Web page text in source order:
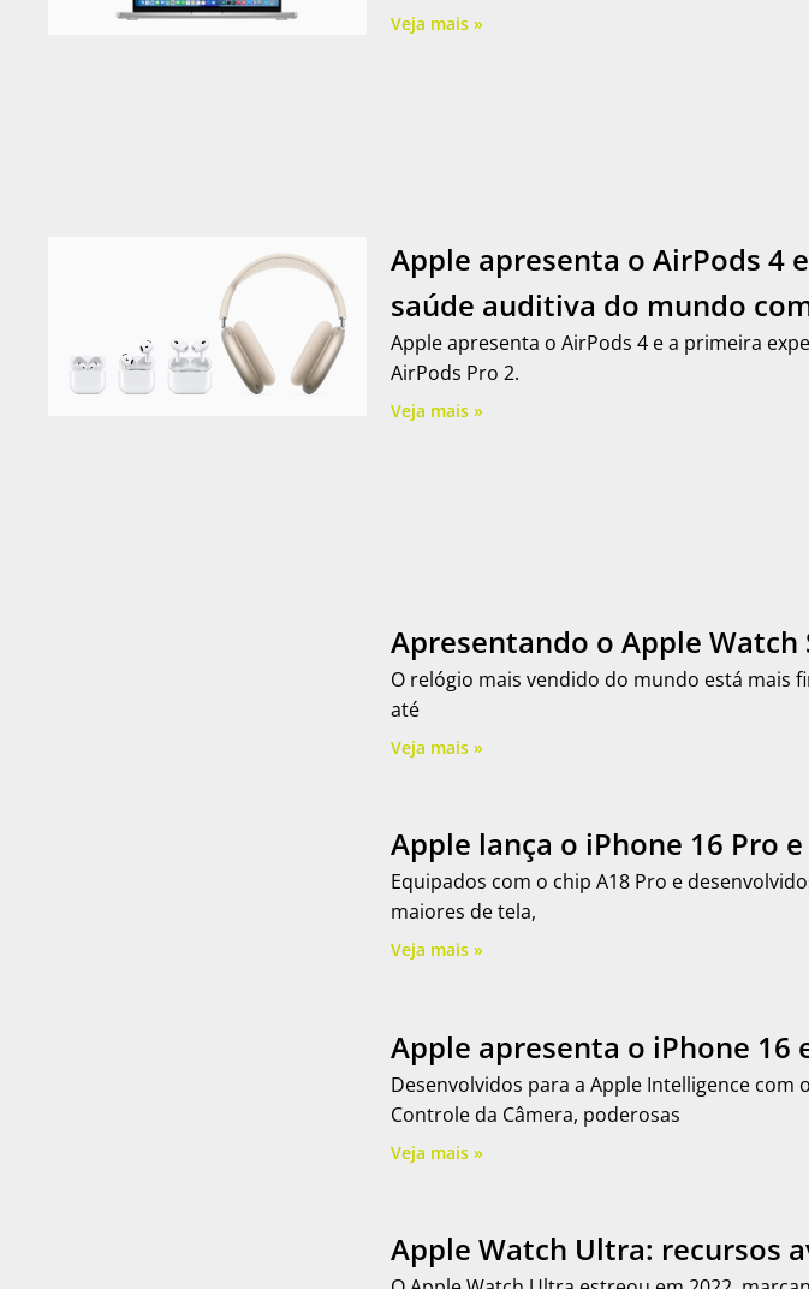
Veja mais »
Apple apresenta o AirPods 4
saúde auditiva do mundo
Apple apresenta o AirPods 4 e a primeira
AirPods Pro 2.
Veja mais »
Apresentando o Apple Watch
O relógio mais vendido do mundo está mais
até
Veja mais »
Apple lança o iPhone 16 Pro
Equipados com o chip A18 Pro e
maiores de tela,
Veja mais »
Apple apresenta o iPhone 16
Desenvolvidos para a Apple Intelligence
Controle da Câmera, poderosas
Veja mais »
Apple Watch Ultra: recursos